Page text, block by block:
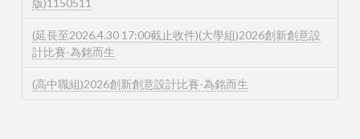
(延長至2026.4.30 17:00截止收件)(大學組)2026創新創意設
計比賽-為銘而生
(高中職組)2026創新創意設計比賽-為銘而生